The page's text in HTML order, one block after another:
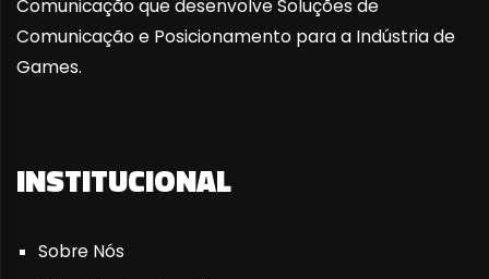
Comunicação que desenvolve Soluções de
Comunicação e Posicionamento para a Indústria de
Games.
INSTITUCIONAL
Sobre Nós